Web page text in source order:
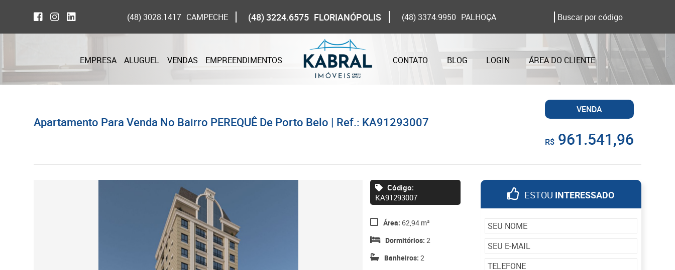
(48) 3028.1417 CAMPECHE (48) 3224.6575 FLORIANÓPOLIS (48) 3374.9950 PALHOÇA
EMPRESA ALUGUEL VENDAS EMPREENDIMENTOS CONTATO BLOG LOGIN ÁREA DO CLIENTE
Apartamento Para Venda No Bairro PEREQUÊ De Porto Belo | Ref.: KA91293007
VENDA
R$961.541,96
ESTOU INTERESSADO
Código:
KA91293007
Área: 62,94 m²
Dormitórios: 2
Banheiros: 2